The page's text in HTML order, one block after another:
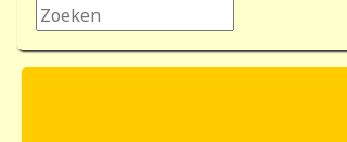
Zoeken...